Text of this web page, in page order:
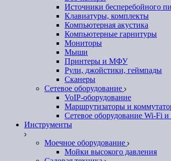
Источники бесперебойного
Клавиатуры, комплекты
Компьютерная акустика
Компьютерные гарнитуры
Мониторы
Мыши
Принтеры и МФУ
Рули, джойстики, геймпады
Сканеры
Сетевое оборудование
VoIP-оборудование
Маршрутизаторы и
Сетевое оборудование Wi-Fi и
Инструменты
Моечное оборудование
Мойки высокого давления